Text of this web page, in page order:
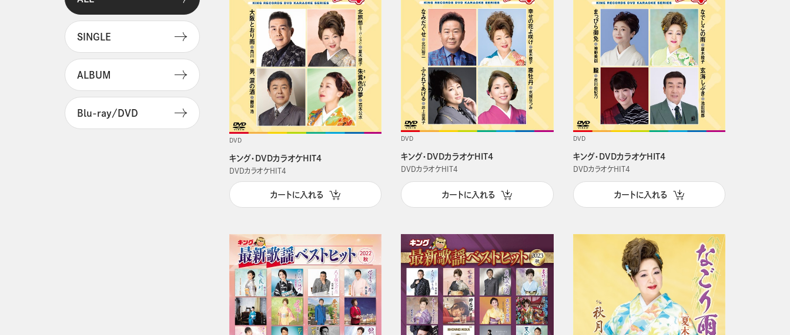
SINGLE
ALBUM
Blu-ray/DVD
DVD
キング・DVDカラオケHIT4
DVDカラオケHIT4
カートに入れる
DVD
キング・DVDカラオケHIT4
DVDカラオケHIT4
カートに入れる
DVD
キング・DVDカラオケHIT4
DVDカラオケHIT4
カートに入れる